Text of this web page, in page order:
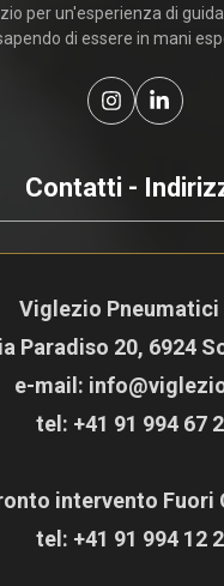
per un'esperienza di
di essere in mani
Contatti -
Viglezio Pneumatici
Paradiso 20, 6924
e-mail:
tel: +41 91 994 67
intervento Fuori
tel: +41 91 994 12